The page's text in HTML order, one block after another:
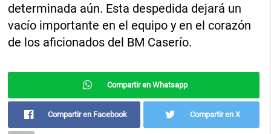
determinada aún. Esta despedida dejará un
vacío importante en el equipo y en el corazón
de los aficionados del BM Caserío.
Compartir en Whatsapp
Compartir en Facebook Compartir en X